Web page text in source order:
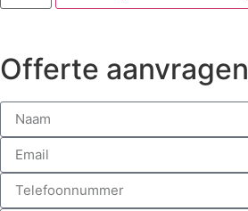
Offerte aanvragen